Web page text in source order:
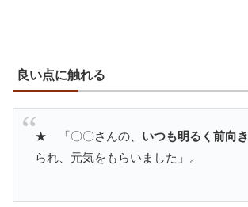
良い点に触れる
★ 「〇〇さんの、 いつも明るく前向き
られ、元気をもらいました」。